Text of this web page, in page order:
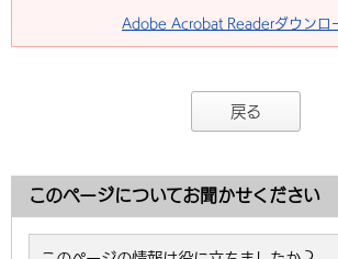
Adobe Acrobat Readerダウンロ
戻る
このページについてお聞かせください